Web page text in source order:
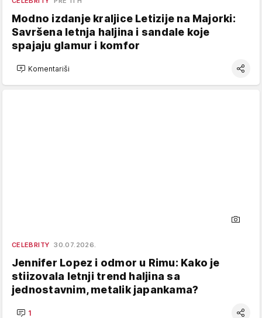
Modno izdanje kraljice Letizije na Majorki:
Savršena letnja haljina i sandale koje
spajaju glamur i komfor
Komentariši
CELEBRITY 30.07.2026.
Jennifer Lopez i odmor u Rimu: Kako je
stiizovala letnji trend haljina sa
jednostavnim, metalik japankama?
1